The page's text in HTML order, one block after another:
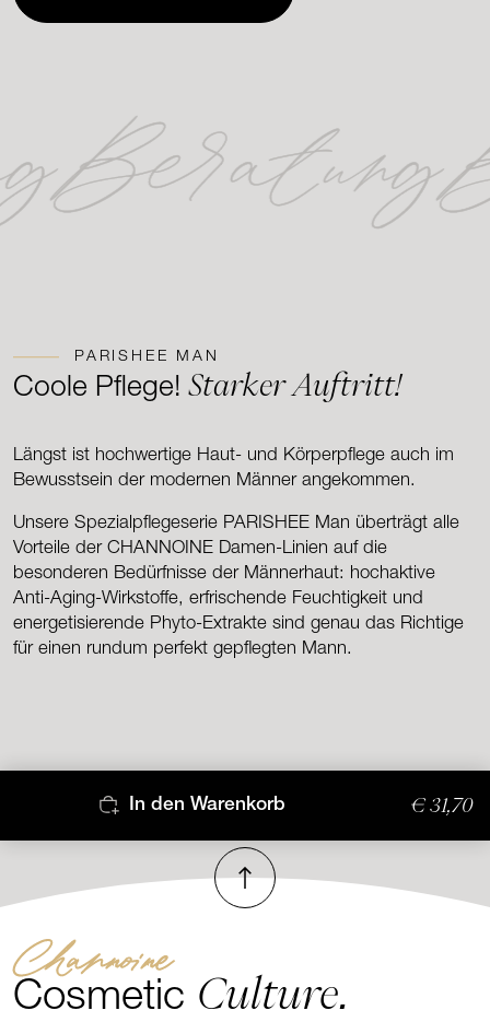
Beratung
PARISHEE MAN
Coole Pflege!Starker Auftritt!
Längst ist hochwertige Haut- und Körperpflege auch im
Bewusstsein der modernen Männer angekommen.
Unsere Spezialpflegeserie PARISHEE Man überträgt alle
Vorteile der CHANNOINE Damen-Linien auf die
besonderen Bedürfnisse der Männerhaut: hochaktive
Anti-Aging-Wirkstoffe, erfrischende Feuchtigkeit und
energetisierende Phyto-Extrakte sind genau das Richtige
für einen rundum perfekt gepflegten Mann.
In den Warenkorb € 31,70
Nach oben
Channoine
Cosmetic Culture.